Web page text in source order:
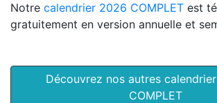
Notre calendrier 2026 COMPLET est
gratuitement en version annuelle et
Découvrez nos autres
COMPLET